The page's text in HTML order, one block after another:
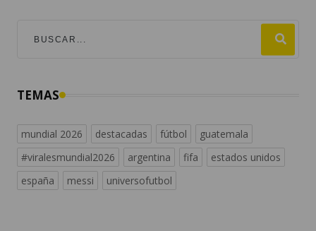
TEMAS
mundial 2026 destacadas fútbol
guatemala
#viralesmundial2026
argentina fifa
estados unidos
españa
messi universofutbol